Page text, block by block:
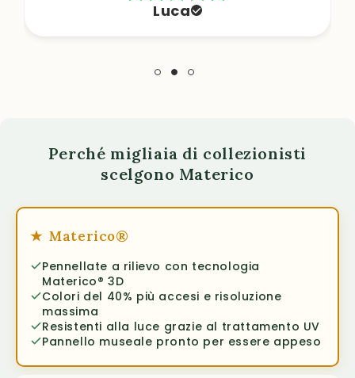
Luca
Perché migliaia di collezionisti
scelgono Materico
★ Materico®
Pennellate a rilievo con tecnologia
Materico® 3D
Colori del 40% più accesi e risoluzione
massima
Resistenti alla luce grazie al trattamento UV
Pannello museale pronto per essere appeso